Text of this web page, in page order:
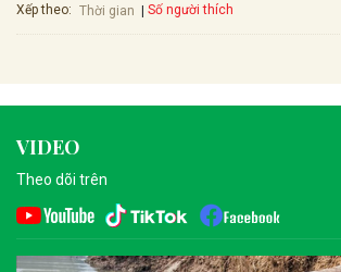
Xếp theo: Thời gian Số người thích
VIDEO
Theo dõi trên